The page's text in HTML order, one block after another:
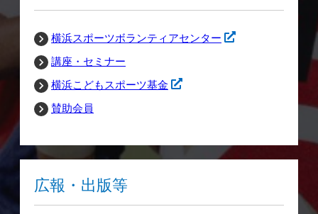
横浜スポーツボランティアセンター
講座・セミナー
横浜こどもスポーツ基金
賛助会員
広報・出版等